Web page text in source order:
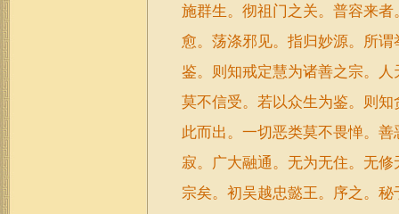
施群生。彻祖门之关。普容来
愈。荡涤邪见。指归妙源。所
鉴。则知戒定慧为诸善之宗。
莫不信受。若以众生为鉴。则
此而出。一切恶类莫不畏惮。
寂。广大融通。无为无住。无
宗矣。初吴越忠懿王。序之。